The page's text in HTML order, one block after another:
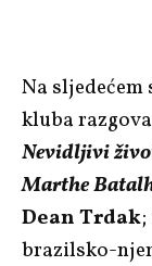
Na
kluba
Nevidljivi
Marthe
Dean Trdak
brazilsko-